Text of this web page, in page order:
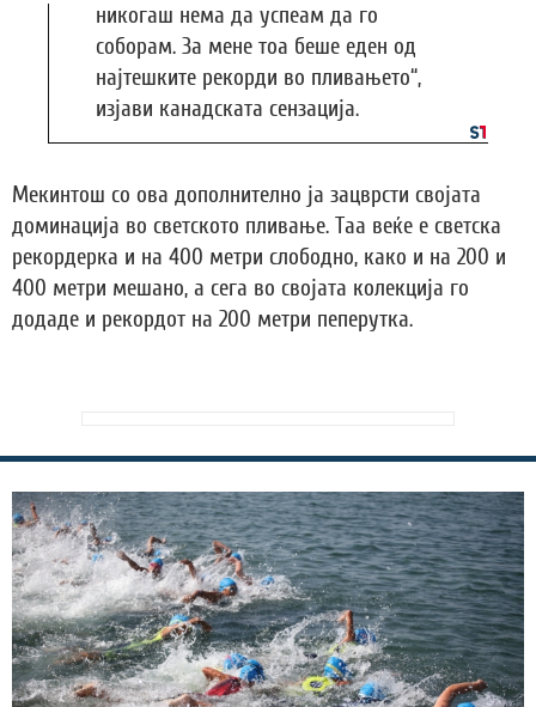
никогаш нема да успеам да го
соборам. За мене тоа беше еден од
најтешките рекорди во пливањето“,
изјави канадската сензација.
Мекинтош со ова дополнително ја зацврсти својата
доминација во светското пливање. Таа веќе е светска
рекордерка и на 400 метри слободно, како и на 200 и
400 метри мешано, а сега во својата колекција го
додаде и рекордот на 200 метри пеперутка.